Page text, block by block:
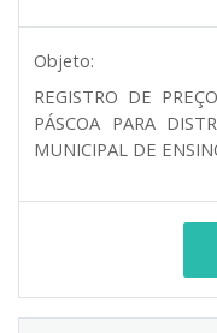
Objeto:
REGISTRO DE
PÁSCOA PARA
MUNICIPAL DE